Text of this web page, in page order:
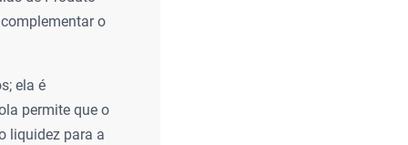
o
ela é
permite que o
liquidez para a